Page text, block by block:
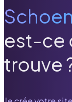
est-ce
trouve